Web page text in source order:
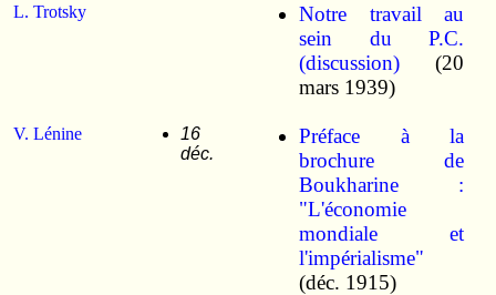
L. Trotsky
Notre travail au
sein du P.C.
(discussion)(20
mars 1939)
V. Lénine
16
déc.
Préface à la
brochure de
Boukharine :
"L'économie
mondiale et
l'impérialisme"
(déc. 1915)